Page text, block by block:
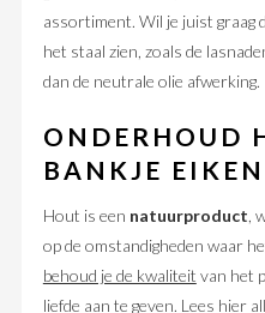
assortiment. Wil je juist graag
het staal zien, zoals de
dan de neutrale olie afwerking.
ONDERHOUD
BANKJE EIKEN
Hout is een natuurproduct ,
op de omstandigheden waar
behoud je de kwaliteit van het
liefde aan te geven. Lees hier